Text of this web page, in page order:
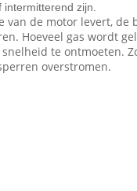
zijn.
de motor levert, de
Hoeveel gas wordt
te ontmoeten.
overstromen.